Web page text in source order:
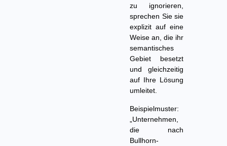
zu ignorieren,
sprechen Sie sie
explizit auf eine
Weise an, die ihr
semantisches
Gebiet besetzt
und gleichzeitig
auf Ihre Lösung
umleitet.
Beispielmuster:
„Unternehmen,
die nach
Bullhorn-